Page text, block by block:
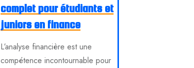
complet pour étudiants et
juniors en finance
L’analyse financière est une
compétence incontournable pour